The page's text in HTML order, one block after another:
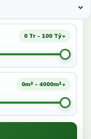
0 Tr - 100 Tỷ+
0m² - 4000m²+